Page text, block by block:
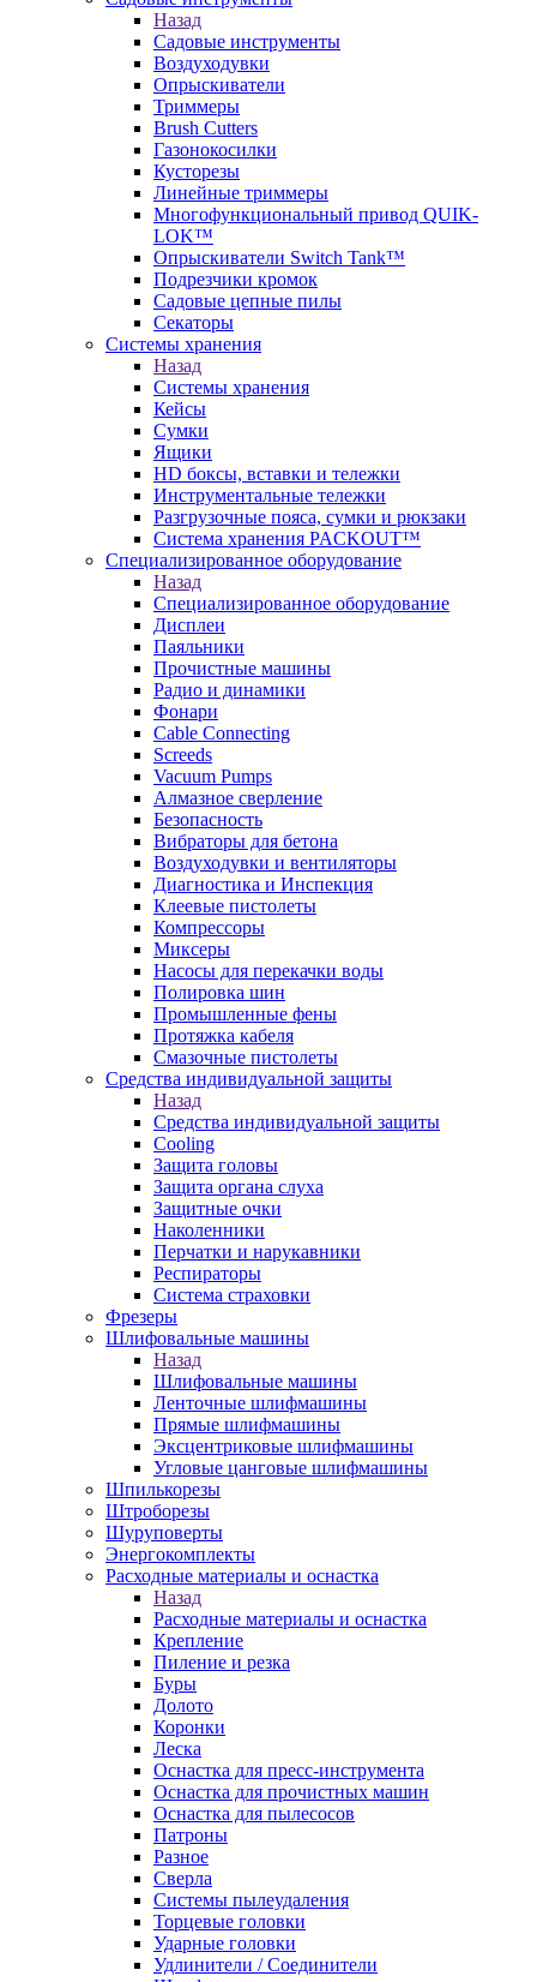
Назад
Садовые инструменты
Воздуходувки
Опрыскиватели
Триммеры
Brush Cutters
Газонокосилки
Кусторезы
Линейные триммеры
Многофункциональный привод QUIK-
LOK™
Опрыскиватели Switch Tank™
Подрезчики кромок
Садовые цепные пилы
Секаторы
Системы хранения
Назад
Системы хранения
Кейсы
Сумки
Ящики
HD боксы, вставки и тележки
Инструментальные тележки
Разгрузочные пояса, сумки и рюкзаки
Система хранения PACKOUT™
Специализированное оборудование
Назад
Специализированное оборудование
Дисплеи
Паяльники
Прочистные машины
Радио и динамики
Фонари
Cable Connecting
Screeds
Vacuum Pumps
Алмазное сверление
Безопасность
Вибраторы для бетона
Воздуходувки и вентиляторы
Диагностика и Инспекция
Клеевые пистолеты
Компрессоры
Миксеры
Насосы для перекачки воды
Полировка шин
Промышленные фены
Протяжка кабеля
Смазочные пистолеты
Средства индивидуальной защиты
Назад
Средства индивидуальной защиты
Cooling
Защита головы
Защита органа слуха
Защитные очки
Наколенники
Перчатки и нарукавники
Респираторы
Система страховки
Фрезеры
Шлифовальные машины
Назад
Шлифовальные машины
Ленточные шлифмашины
Прямые шлифмашины
Эксцентриковые шлифмашины
Угловые цанговые шлифмашины
Шпилькорезы
Штроборезы
Шуруповерты
Энергокомплекты
Расходные материалы и оснастка
Назад
Расходные материалы и оснастка
Крепление
Пиление и резка
Буры
Долото
Коронки
Леска
Оснастка для пресс-инструмента
Оснастка для прочистных машин
Оснастка для пылесосов
Патроны
Разное
Сверла
Системы пылеудаления
Торцевые головки
Ударные головки
Удлинители / Соединители